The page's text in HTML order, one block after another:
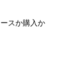
スか購入か